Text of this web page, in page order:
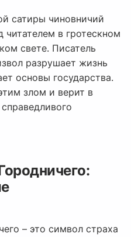
сатиры чиновничий
читателем в гротескном
свете. Писатель
разрушает жизнь
основы государства.
злом и верит в
– это символ страха